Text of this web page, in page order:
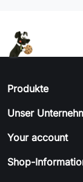
Produkte
Unser
Your account
Shop-